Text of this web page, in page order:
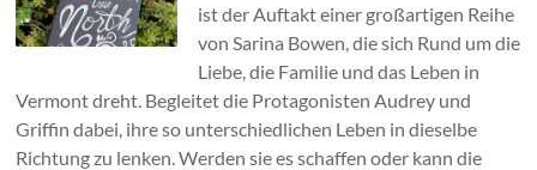
ist der Auftakt einer großartigen Reihe
von Sarina Bowen, die sich Rund um die
Liebe, die Familie und das Leben in
Vermont dreht. Begleitet die Protagonisten Audrey und
Griffin dabei, ihre so unterschiedlichen Leben in dieselbe
Richtung zu lenken. Werden sie es schaffen oder kann die